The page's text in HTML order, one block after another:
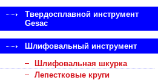
Твердосплавной инструмент
Gesac
Шлифовальный инструмент
Шлифовальная шкурка
Лепестковые круги